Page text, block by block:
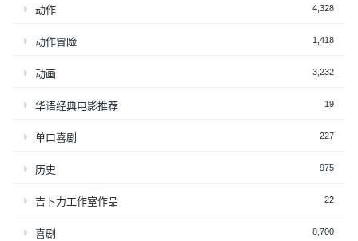
动作 4,328
动作冒险 1,418
动画 3,232
华语经典电影推荐 19
单口喜剧 227
历史 975
吉卜力工作室作品 22
喜剧 8,700